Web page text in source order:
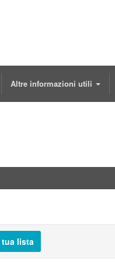
Altre informazioni utili
lista